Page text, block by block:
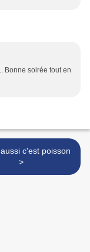
Bonne soirée tout en
c'est poisson
>